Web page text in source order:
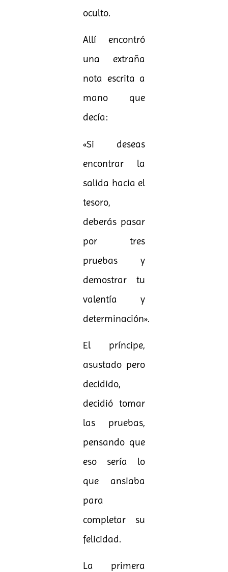
oculto.
Allí encontró
una extraña
nota escrita a
mano que
decía:
«Si deseas
encontrar la
salida hacia el
tesoro,
deberás pasar
por tres
pruebas y
demostrar tu
valentía y
determinación».
El príncipe,
asustado pero
decidido,
decidió tomar
las pruebas,
pensando que
eso sería lo
que ansiaba
para
completar su
felicidad.
La primera